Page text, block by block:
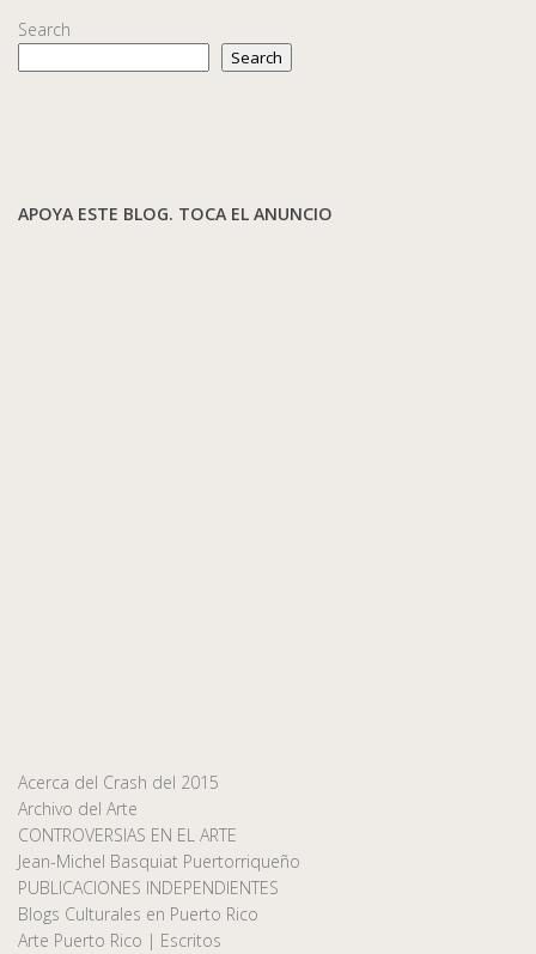
Search
Search
APOYA ESTE BLOG. TOCA EL ANUNCIO
Acerca del Crash del 2015
Archivo del Arte
CONTROVERSIAS EN EL ARTE
Jean-Michel Basquiat Puertorriqueño
PUBLICACIONES INDEPENDIENTES
Blogs Culturales en Puerto Rico
Arte Puerto Rico | Escritos